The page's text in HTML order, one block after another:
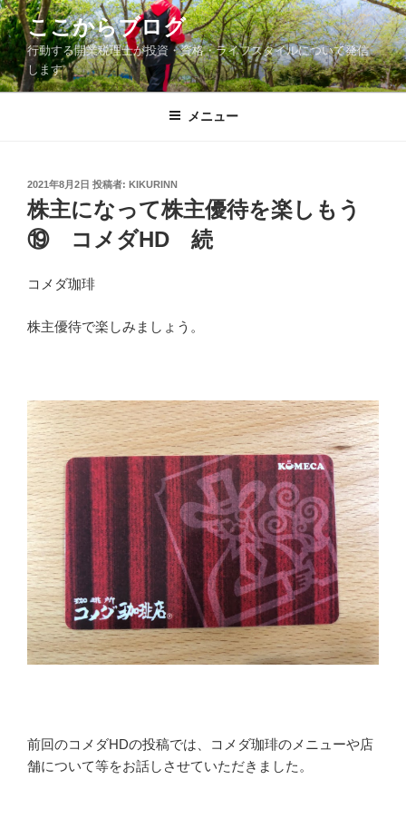
コ
ン
テ
ン
ツ
ここからブログ
行動する開業税理士が投資・資格・ライフスタイルについて発信
します
メニュー
投
稿
日:
2021年8月2日 投稿者: KIKURINN
株主になって株主優待を楽しもう
⑲ コメダHD 続
コメダ珈琲
株主優待で楽しみましょう。
前回のコメダHDの投稿では、コメダ珈琲のメニューや店
舗について等をお話しさせていただきました。